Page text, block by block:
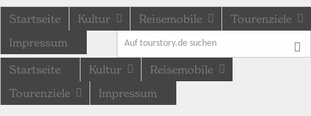
Startseite Kultur Reisemobile
Tourenziele
Impressum
Startseite
Kultur
Reisemobile
Tourenziele
Impressum